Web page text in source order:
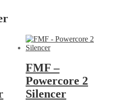
FMF –
Powercore 2
Silencer